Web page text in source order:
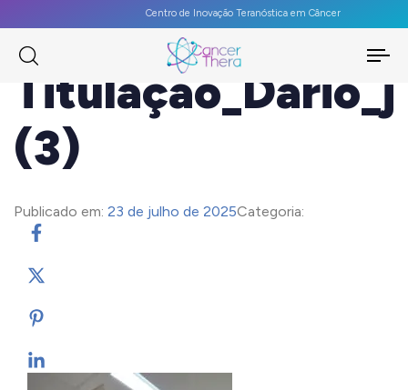
Centro de Inovação Teranóstica em Câncer
(3)
Publicado em: 23 de julho de 2025Categoria: